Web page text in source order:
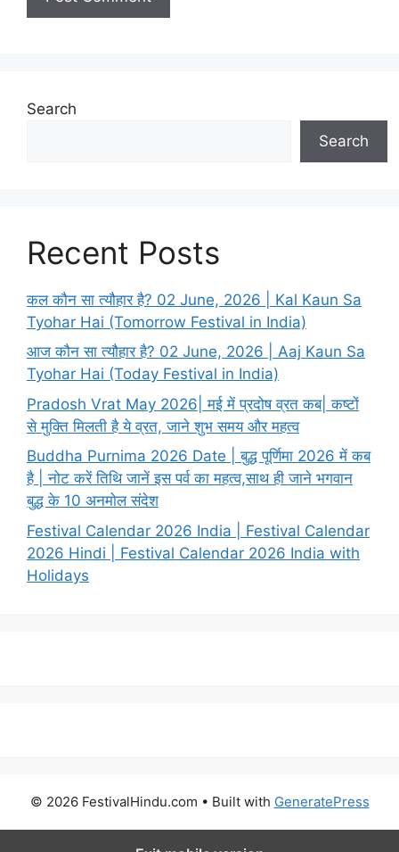
Search
Search
Recent Posts
कल कौन सा त्यौहार है? 02 June, 2026 | Kal Kaun Sa
Tyohar Hai (Tomorrow Festival in India)
आज कौन सा त्यौहार है? 02 June, 2026 | Aaj Kaun Sa
Tyohar Hai (Today Festival in India)
Pradosh Vrat May 2026| मई में प्रदोष व्रत कब| कष्टों
से मुक्ति मिलती है ये व्रत, जाने शुभ समय और महत्व
Buddha Purnima 2026 Date | बुद्ध पूर्णिमा 2026 में कब
है | नोट करें तिथि जानें इस पर्व का महत्व,साथ ही जाने भगवान
बुद्ध के 10 अनमोल संदेश
Festival Calendar 2026 India | Festival Calendar
2026 Hindi | Festival Calendar 2026 India with
Holidays
© 2026 FestivalHindu.com • Built with GeneratePress